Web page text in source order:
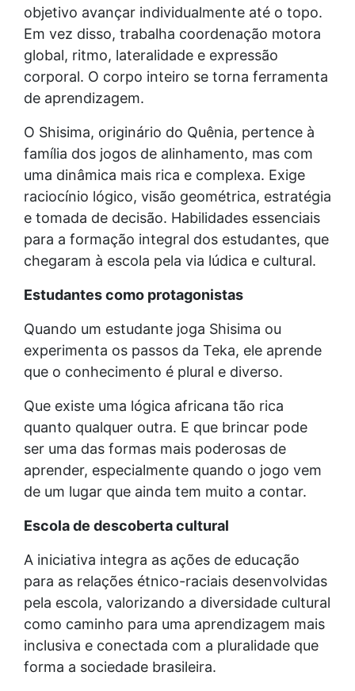
objetivo avançar individualmente até o topo.
Em vez disso, trabalha coordenação motora
global, ritmo, lateralidade e expressão
corporal. O corpo inteiro se torna ferramenta
de aprendizagem.
O Shisima, originário do Quênia, pertence à
família dos jogos de alinhamento, mas com
uma dinâmica mais rica e complexa. Exige
raciocínio lógico, visão geométrica, estratégia
e tomada de decisão. Habilidades essenciais
para a formação integral dos estudantes, que
chegaram à escola pela via lúdica e cultural.
Estudantes como protagonistas
Quando um estudante joga Shisima ou
experimenta os passos da Teka, ele aprende
que o conhecimento é plural e diverso.
Que existe uma lógica africana tão rica
quanto qualquer outra. E que brincar pode
ser uma das formas mais poderosas de
aprender, especialmente quando o jogo vem
de um lugar que ainda tem muito a contar.
Escola de descoberta cultural
A iniciativa integra as ações de educação
para as relações étnico-raciais desenvolvidas
pela escola, valorizando a diversidade cultural
como caminho para uma aprendizagem mais
inclusiva e conectada com a pluralidade que
forma a sociedade brasileira.